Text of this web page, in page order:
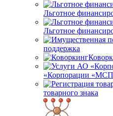
Льготное
Льготное
поддержка
«Корпорации
товарного знака